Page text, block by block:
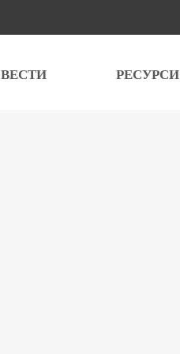
ВЕСТИ РЕСУРСИ